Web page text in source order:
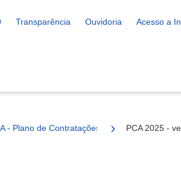
Transparência Ouvidoria Acesso a
- Plano de Contratações Anual PCA 2025 -